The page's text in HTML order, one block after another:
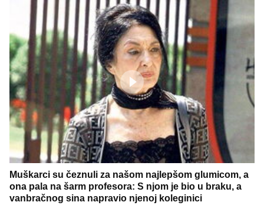
Muškarci su čeznuli za našom najlepšom glumicom, a
ona pala na šarm profesora: S njom je bio u braku, a
vanbračnog sina napravio njenoj koleginici